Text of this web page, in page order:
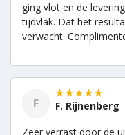
ging vlot en de
tijdvlak. Dat het
verwacht.
F
F. Rijnenberg
Zeer verrast door de